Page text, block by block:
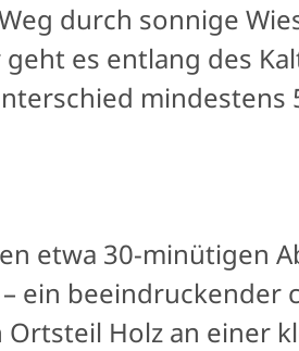
durch sonnige
es entlang des
mindestens
etwa 30-minütigen
ein beeindruckender
Holz an einer